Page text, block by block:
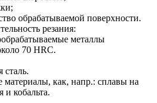
обрабатываемой поверхности.
резания:
металлы
70 HRC.
как, напр.: сплавы на
и кобальта.